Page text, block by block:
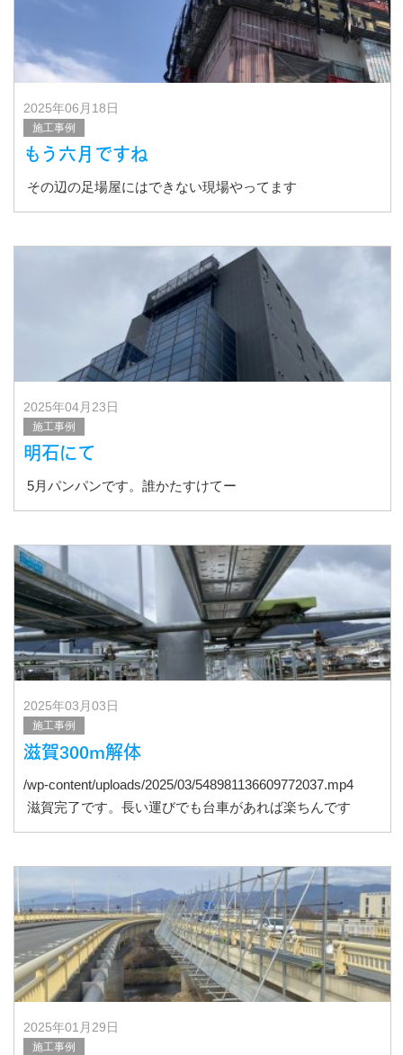
2025年06月18日
施工事例
もう六月ですね
その辺の足場屋にはできない現場やってます
2025年04月23日
施工事例
明石にて
5月パンパンです。誰かたすけてー
2025年03月03日
施工事例
滋賀300m解体
/wp-content/uploads/2025/03/548981136609772037.mp4
滋賀完了です。長い運びでも台車があれば楽ちんです
2025年01月29日
施工事例